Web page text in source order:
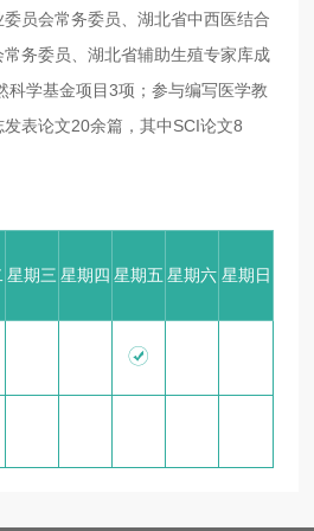
员会常务委员、湖北省中西医结合
务委员、湖北省辅助生殖专家库成
科学基金项目3项；参与编写医学教
表论文20余篇，其中SCI论文8
星期三 星期四 星期五 星期六 星期日
